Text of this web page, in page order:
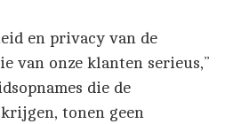
en privacy van de
van onze klanten serieus,”
die de
tonen geen